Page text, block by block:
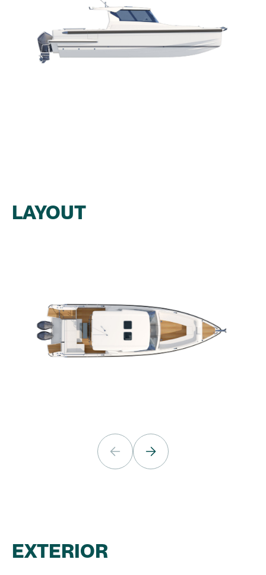
LAYOUT
EXTERIOR